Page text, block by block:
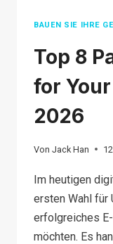
BAUEN SIE IHRE
Top 8
for
2026
Von Jack Han
Im heutigen
ersten Wahl für
erfolgreiches
möchten. Es